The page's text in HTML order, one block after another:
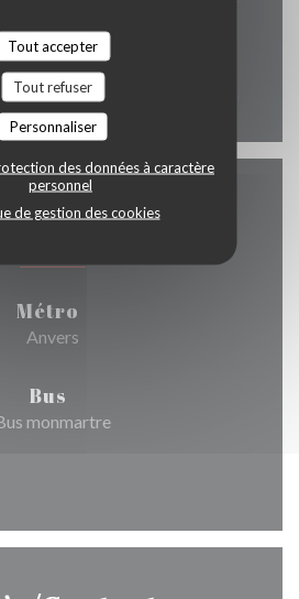
Tout accepter
Tout refuser
Personnaliser
des données à caractère
personnel
de gestion des cookies
Mer-Dim
• 18h30 - 22h30
Accès
Métro
Anvers
Bus
monmartre